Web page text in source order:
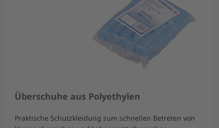
Überschuhe aus Polyethylen
Praktische Schutzkleidung zum schnellen Betreten von